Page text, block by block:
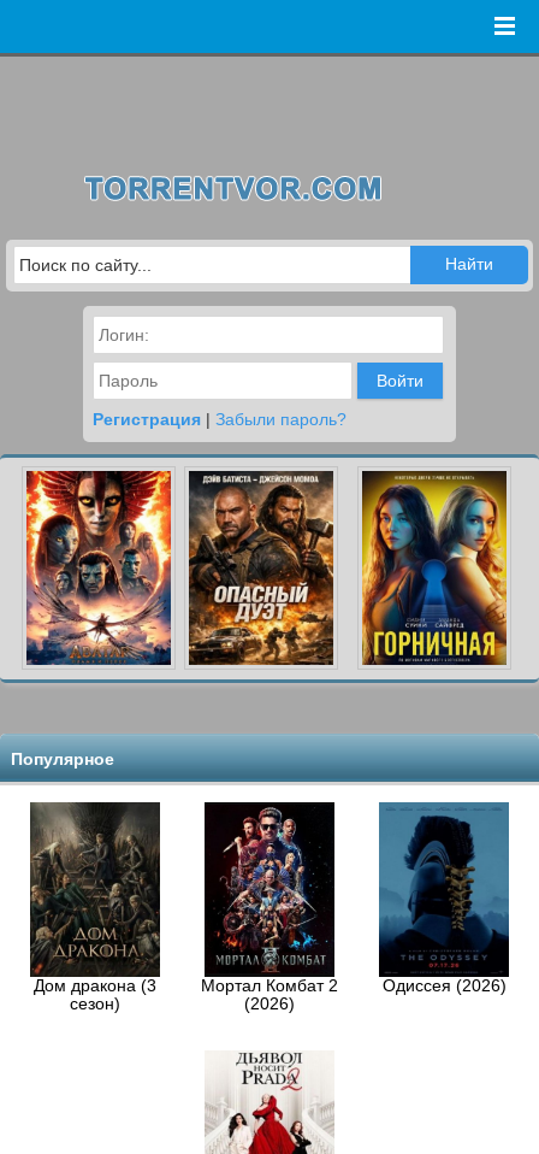
Войти
Регистрация | Забыли пароль?
Популярное
Дом дракона (3
сезон)
Мортал Комбат 2
(2026)
Одиссея (2026)